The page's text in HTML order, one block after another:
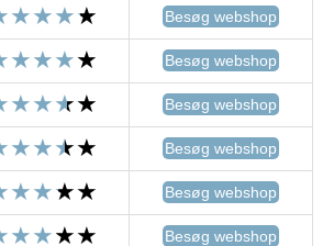
Besøg webshop
Besøg webshop
Besøg webshop
Besøg webshop
Besøg webshop
Besøg webshop